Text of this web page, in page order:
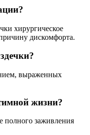
хирургическое
дискомфорта.
выраженных
жизни?
полного заживления